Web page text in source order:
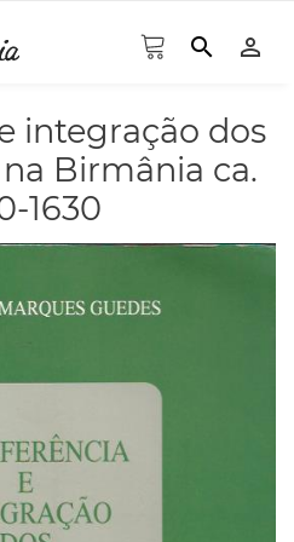
search person_outline
integração dos
Birmânia ca.
1630